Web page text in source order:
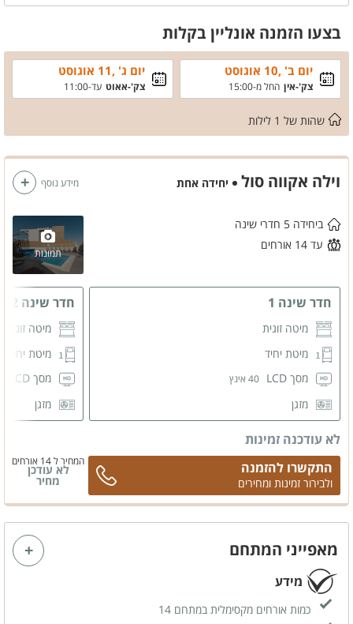
חוץ.
נוף פתוח להרים ולים מוסיף תחושת חופש ורוגע אמיתיים.
בצעו הזמנה אונליין בקלות
יום ב' ,10 אוגוסט
צק'-אין החל מ-15:00
יום ג' ,11 אוגוסט
צק'-אאוט עד-11:00
שהות של 1 לילות
וילה אקווה סול יחידה אחת
תמונות
ביחידה 5 חדרי שינה
עד 14 אורחים
חדר שינה 1
מיטה זוגית
מיטת יחיד
מסך LCD
40 אינץ
מזגן
חדר שינה 2
מיטה זוגית
מיטת יחיד
מסך LCD
מזגן
מידע נוסף
המחיר ל 14 אורחים
לא עודכנה זמינות
לא עודכן
מחיר
התקשרו להזמנה
ולבירור זמינות ומחירים
מאפייני המתחם
מידע
כמות אורחים מקסימלית במתחם 14